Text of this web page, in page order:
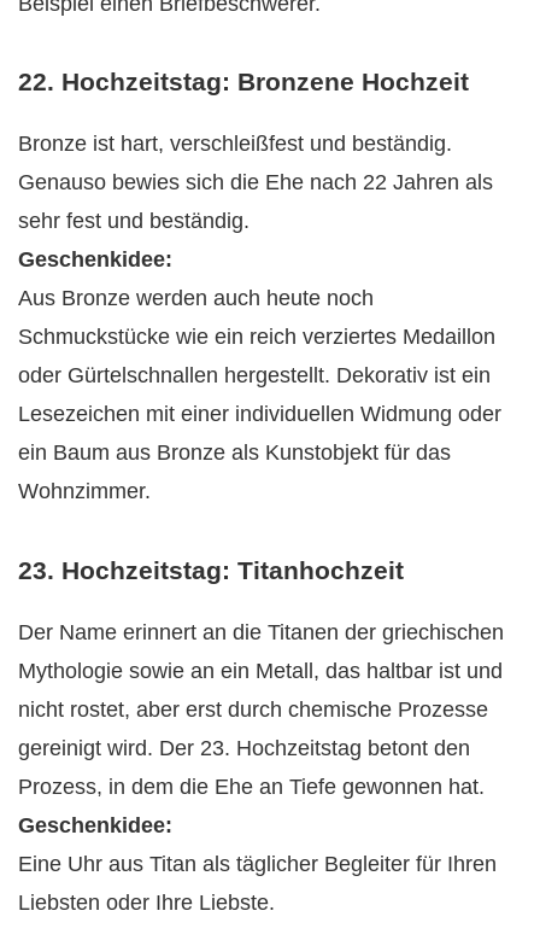
22. Hochzeitstag: Bronzene Hochzeit
Bronze ist hart, verschleißfest und beständig.
Genauso bewies sich die Ehe nach 22 Jahren als
sehr fest und beständig.
Geschenkidee:
Aus Bronze werden auch heute noch
Schmuckstücke wie ein reich verziertes Medaillon
oder Gürtelschnallen hergestellt. Dekorativ ist ein
Lesezeichen mit einer individuellen Widmung oder
ein Baum aus Bronze als Kunstobjekt für das
Wohnzimmer.
23. Hochzeitstag: Titanhochzeit
Der Name erinnert an die Titanen der griechischen
Mythologie sowie an ein Metall, das haltbar ist und
nicht rostet, aber erst durch chemische Prozesse
gereinigt wird. Der 23. Hochzeitstag betont den
Prozess, in dem die Ehe an Tiefe gewonnen hat.
Geschenkidee:
Eine Uhr aus Titan als täglicher Begleiter für Ihren
Liebsten oder Ihre Liebste.